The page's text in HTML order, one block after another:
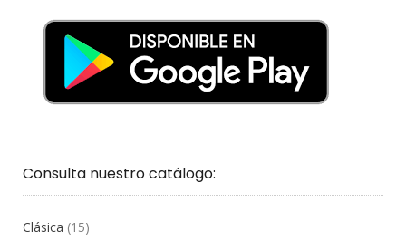
Consulta nuestro catálogo:
Clásica (15)